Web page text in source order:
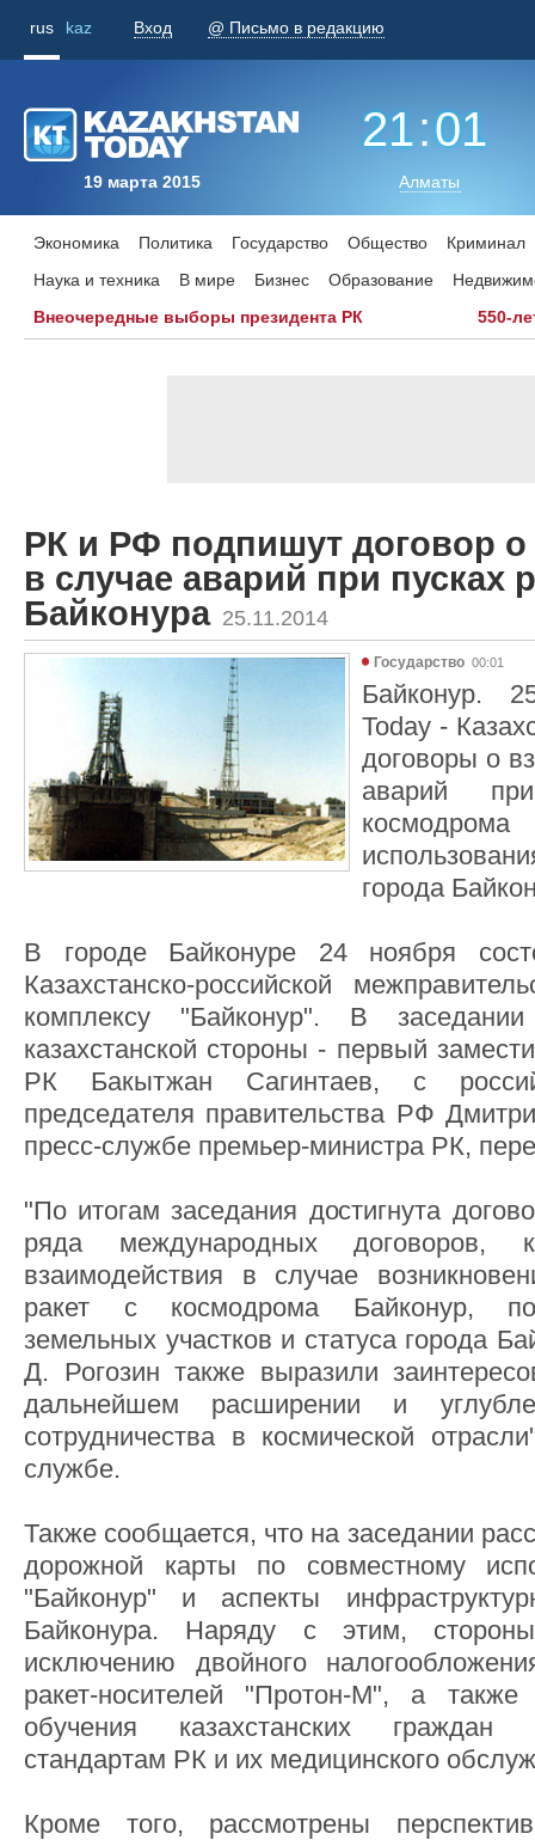
rus kaz Вход @ Письмо в редакцию
19 марта 2015
21:01
Алматы
Экономика Политика Государство Общество
Криминал
Наука и техника
В мире Бизнес Образование
Внеочередные выборы президента РК
550-
РК и РФ подпишут договор о
в случае аварий при пусках
Байконура 25.11.2014
Государство 00:01
Байконур.
Today -
договоры о
аварий
города
В городе Байконуре 24 ноября
Казахстанско-российской
комплексу "Байконур". В
казахстанской стороны - первый
РК Бакытжан Сагинтаев, с
председателя правительства РФ
пресс-службе премьер-министра РК,
"По итогам заседания достигнута
ряда международных договоров,
взаимодействия в случае
ракет с космодрома Байконур,
земельных участков и статуса города
Д. Рогозин также выразили
дальнейшем расширении и
сотрудничества в космической
службе.
Также сообщается, что на заседании
дорожной карты по совместному
"Байконур" и аспекты
Байконура. Наряду с этим,
исключению двойного
ракет-носителей "Протон-М", а
обучения казахстанских граждан
стандартам РК и их медицинского
Кроме того, рассмотрены